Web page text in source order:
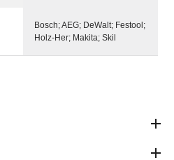
Bosch; AEG; DeWalt; Festool;
Holz-Her; Makita; Skil